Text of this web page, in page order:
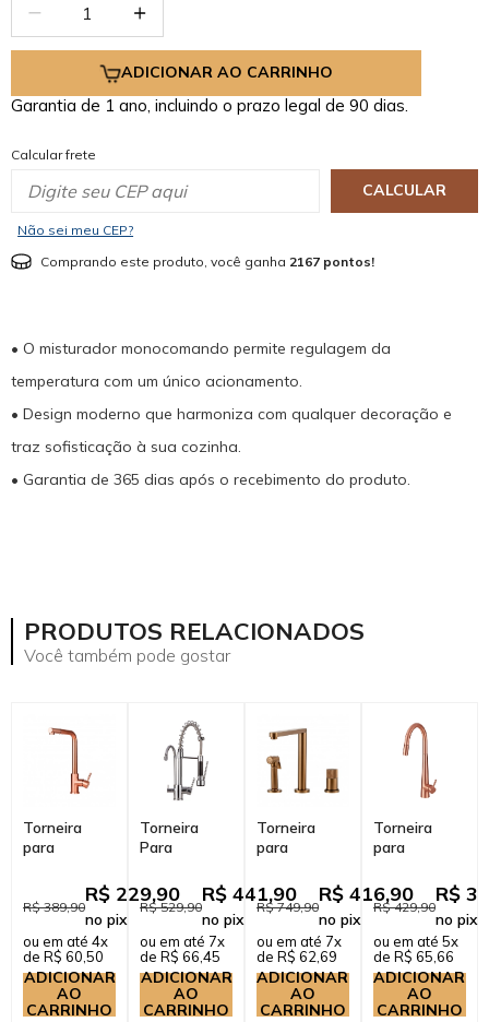
ADICIONAR AO CARRINHO
Garantia de 1 ano, incluindo o prazo legal de 90 dias.
Calcular frete
CALCULAR
Não sei meu CEP?
Comprando este produto, você ganha 2167 pontos!
• O misturador monocomando permite regulagem da
temperatura com um único acionamento.
• Design moderno que harmoniza com qualquer decoração e
traz sofisticação à sua cozinha.
• Garantia de 365 dias após o recebimento do produto.
PRODUTOS RELACIONADOS
Você também pode gostar
Torneira
para
Misturador
Monocomando
Extensível ...
R$ 389,90
R$ 229,90
no pix
ou em até 4x
de R$ 60,50
ADICIONAR
AO
CARRINHO
Torneira
Para
Gourmet
Misturador
Monocomando
Com Dupla
S...
R$ 529,90
R$ 441,90
no pix
ou em até 7x
de R$ 66,45
ADICIONAR
AO
CARRINHO
Torneira
para
Gourmet
Misturador
Monocomando
Com
desviad...
R$ 749,90
R$ 416,90
no pix
ou em até 7x
de R$ 62,69
ADICIONAR
AO
CARRINHO
Torneira
para
Gourmet
Misturador
Monocomando
Extensível ...
R$ 429,90
R$
no pix
ou em até 5x
de R$ 65,66
ADICIONAR
AO
CARRINHO